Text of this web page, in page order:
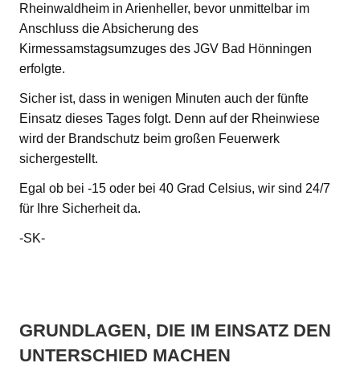
Rheinwaldheim in Arienheller, bevor unmittelbar im
Anschluss die Absicherung des
Kirmessamstagsumzuges des JGV Bad Hönningen
erfolgte.
Sicher ist, dass in wenigen Minuten auch der fünfte
Einsatz dieses Tages folgt. Denn auf der Rheinwiese
wird der Brandschutz beim großen Feuerwerk
sichergestellt.
Egal ob bei -15 oder bei 40 Grad Celsius, wir sind 24/7
für Ihre Sicherheit da.
-SK-
GRUNDLAGEN, DIE IM EINSATZ DEN
UNTERSCHIED MACHEN